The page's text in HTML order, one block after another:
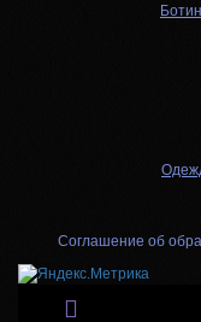
Соглашение об